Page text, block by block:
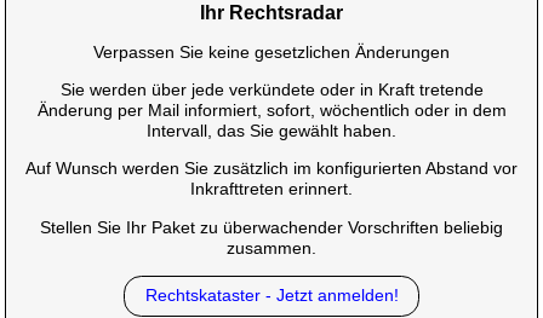
Ihr Rechtsradar
Verpassen Sie keine gesetzlichen Änderungen
Sie werden über jede verkündete oder in Kraft tretende
Änderung per Mail informiert, sofort, wöchentlich oder in dem
Intervall, das Sie gewählt haben.
Auf Wunsch werden Sie zusätzlich im konfigurierten Abstand vor
Inkrafttreten erinnert.
Stellen Sie Ihr Paket zu überwachender Vorschriften beliebig
zusammen.
Rechtskataster - Jetzt anmelden!